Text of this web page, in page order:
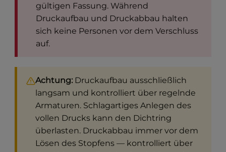
gültigen Fassung. Während
Druckaufbau und Druckabbau halten
sich keine Personen vor dem Verschluss
auf.
Achtung: Druckaufbau ausschließlich
langsam und kontrolliert über regelnde
Armaturen. Schlagartiges Anlegen des
vollen Drucks kann den Dichtring
überlasten. Druckabbau immer vor dem
Lösen des Stopfens — kontrolliert über